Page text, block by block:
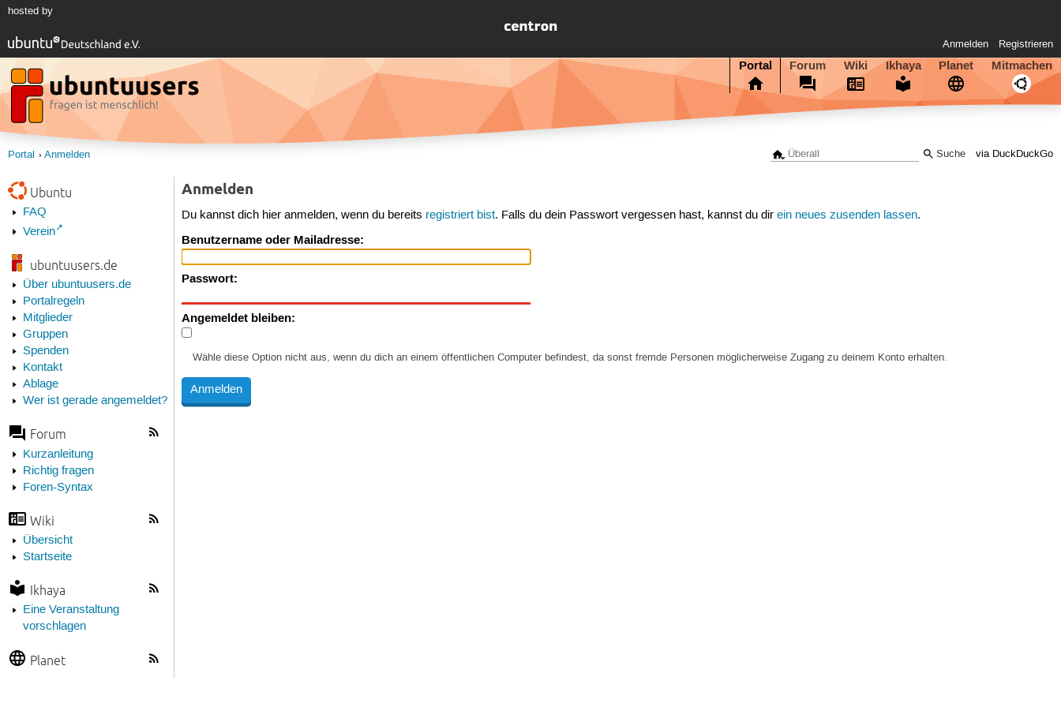
hosted by
Anmelden Registrieren
Portal Forum Wiki Ikhaya Planet Mitmachen
via DuckDuckGo
Portal Anmelden
Ubuntu
FAQ
Verein
ubuntuusers.de
Über ubuntuusers.de
Portalregeln
Mitglieder
Gruppen
Spenden
Kontakt
Ablage
Wer ist gerade angemeldet?
Forum
Kurzanleitung
Richtig fragen
Foren-Syntax
Wiki
Übersicht
Startseite
Ikhaya
Eine Veranstaltung
vorschlagen
Planet
Anmelden
Du kannst dich hier anmelden, wenn du bereits registriert bist. Falls du dein Passwort vergessen hast, kannst du direin neues zusenden lassen.
Benutzername oder Mailadresse:
Passwort:
Angemeldet bleiben:
Wähle diese Option nicht aus, wenn du dich an einem öffentlichen Computer befindest, da sonst fremde Personen möglicherweise Zugang zu deinem Konto erhalten.